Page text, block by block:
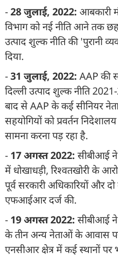
-28 जुलाई, 2022: आबकारी
विभाग को नई नीति आने तक
उत्पाद शुल्क नीति की 'पुरानी
दिया.
-31 जुलाई, 2022: AAP की
दिल्ली उत्पाद शुल्क नीति
बाद से AAP के कई सीनियर
सहयोगियों को प्रवर्तन
सामना करना पड़ रहा है.
- 17 अगस्त 2022: सीबीआई ने
में धोखाधड़ी, रिश्वतखोरी के
पूर्व सरकारी अधिकारियों और
एफआईआर दर्ज की.
- 19 अगस्त 2022: सीबीआई
के तीन अन्य नेताओं के आवास पर
एनसीआर क्षेत्र में कई स्थानों पर